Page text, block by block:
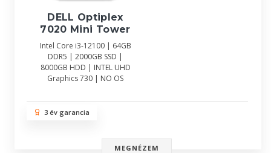
DELL Optiplex
7020 Mini Tower
Intel Core i3-12100 | 64GB
DDR5 | 2000GB SSD |
8000GB HDD | INTEL UHD
Graphics 730 | NO OS
3 év garancia
MEGNÉZEM